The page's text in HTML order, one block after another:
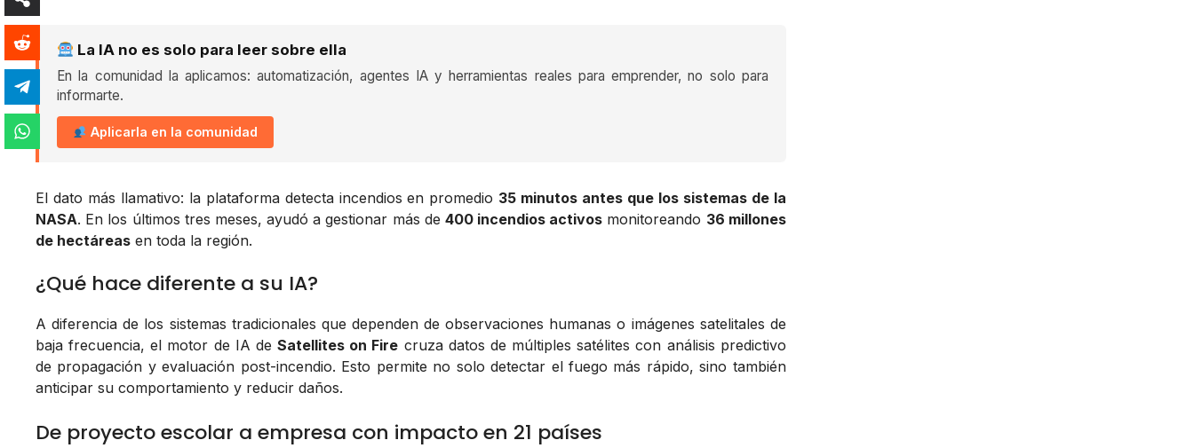
La IA no es solo para leer sobre ella
En la comunidad la aplicamos: automatización, agentes IA y herramientas reales para emprender, no solo para
informarte.
Aplicarla en la comunidad
El dato más llamativo: la plataforma detecta incendios en promedio 35 minutos antes que los sistemas de la
NASA. En los últimos tres meses, ayudó a gestionar más de 400 incendios activos monitoreando 36 millones
de hectáreas en toda la región.
¿Qué hace diferente a su IA?
A diferencia de los sistemas tradicionales que dependen de observaciones humanas o imágenes satelitales de
baja frecuencia, el motor de IA deSatellites on Fire cruza datos de múltiples satélites con análisis predictivo
de propagación y evaluación post-incendio. Esto permite no solo detectar el fuego más rápido, sino también
anticipar su comportamiento y reducir daños.
De proyecto escolar a empresa con impacto en 21 países